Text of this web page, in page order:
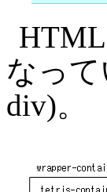
なっ
div)。